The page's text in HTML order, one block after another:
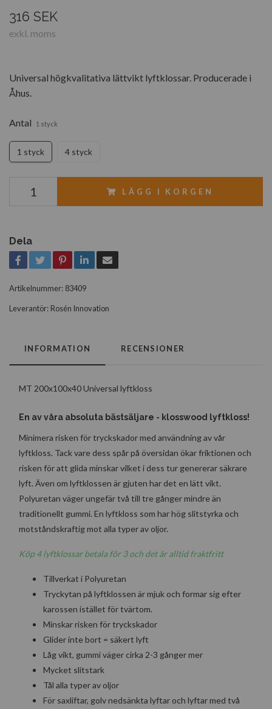
316 SEK
exkl. moms
Universal högkvalitativa lättvikt lyftklossar. Producerade i
Åhus.
Antal 1 styck
1 styck 4 styck
LÄGG I KORGEN
Dela
Artikelnummer: 83409
Leverantör: Rosén Innovation
INFORMATION RECENSIONER
MT 200x100x40 Universal lyftkloss
En av våra absoluta bästsäljare - klosswood lyftkloss!
Minimera risken för tryckskador med användning av vår
lyftkloss. Tack vare dess spår på översidan ökar friktionen och
risken för att glida minskar vilket i dess tur genererar säkrare
lyft. Även om lyftklossen är gjuten har det en lätt vikt.
Polyuretan väger ungefär två till tre gånger mindre än
traditionellt gummi. En lyftkloss som har hög slitstyrka och
motståndskraftig mot alla typer av oljor.
Köp 4lyftklossarbetala för 3 och det är alltid fraktfritt
Tillverkat i Polyuretan
Tryckytan på lyftklossen är mjuk och formar sig efter
karossen istället för tvärtom.
Minskar risken för tryckskador
Glider inte bort = säkert lyft
Låg vikt, gummi väger cirka 2-3 gånger mer
Mycket slitstark
Tål alla typer av oljor
För saxliftar, golv nedsänkta lyftar och lyftar med två